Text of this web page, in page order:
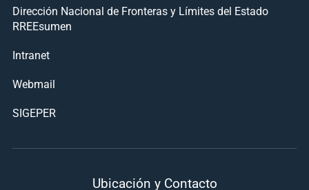
Dirección Nacional de Fronteras y Límites del Estado
RREEsumen
Intranet
Webmail
SIGEPER
Ubicación y Contacto